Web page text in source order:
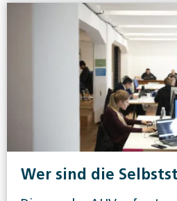
Wer sind die